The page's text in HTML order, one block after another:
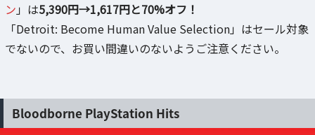
ン 」は5,390円→1,617円と70%オフ！
「Detroit: Become Human Value Selection」はセール対象
でないので、お買い間違いのないようご注意ください。
Bloodborne PlayStation Hits